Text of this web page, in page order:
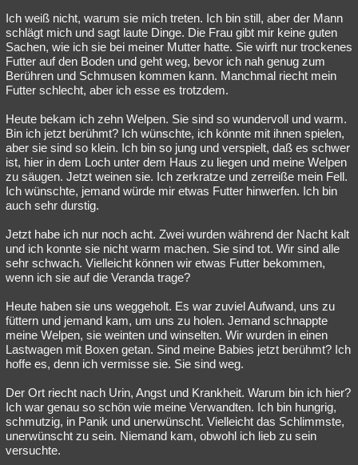
Ich weiß nicht, warum sie mich treten. Ich bin still, aber der Mann
schlägt mich und sagt laute Dinge. Die Frau gibt mir keine guten
Sachen, wie ich sie bei meiner Mutter hatte. Sie wirft nur trockenes
Futter auf den Boden und geht weg, bevor ich nah genug zum
Berühren und Schmusen kommen kann. Manchmal riecht mein
Futter schlecht, aber ich esse es trotzdem.
Heute bekam ich zehn Welpen. Sie sind so wundervoll und warm.
Bin ich jetzt berühmt? Ich wünschte, ich könnte mit ihnen spielen,
aber sie sind so klein. Ich bin so jung und verspielt, daß es schwer
ist, hier in dem Loch unter dem Haus zu liegen und meine Welpen
zu säugen. Jetzt weinen sie. Ich zerkratze und zerreiße mein Fell.
Ich wünschte, jemand würde mir etwas Futter hinwerfen. Ich bin
auch sehr durstig.
Jetzt habe ich nur noch acht. Zwei wurden während der Nacht kalt
und ich konnte sie nicht warm machen. Sie sind tot. Wir sind alle
sehr schwach. Vielleicht können wir etwas Futter bekommen,
wenn ich sie auf die Veranda trage?
Heute haben sie uns weggeholt. Es war zuviel Aufwand, uns zu
füttern und jemand kam, um uns zu holen. Jemand schnappte
meine Welpen, sie weinten und winselten. Wir wurden in einen
Lastwagen mit Boxen getan. Sind meine Babies jetzt berühmt? Ich
hoffe es, denn ich vermisse sie. Sie sind weg.
Der Ort riecht nach Urin, Angst und Krankheit. Warum bin ich hier?
Ich war genau so schön wie meine Verwandten. Ich bin hungrig,
schmutzig, in Panik und unerwünscht. Vielleicht das Schlimmste,
unerwünscht zu sein. Niemand kam, obwohl ich lieb zu sein
versuchte.